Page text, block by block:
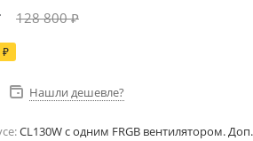
128 800₽
₽
Нашли дешевле?
CL130W c одним FRGB вентилятором.